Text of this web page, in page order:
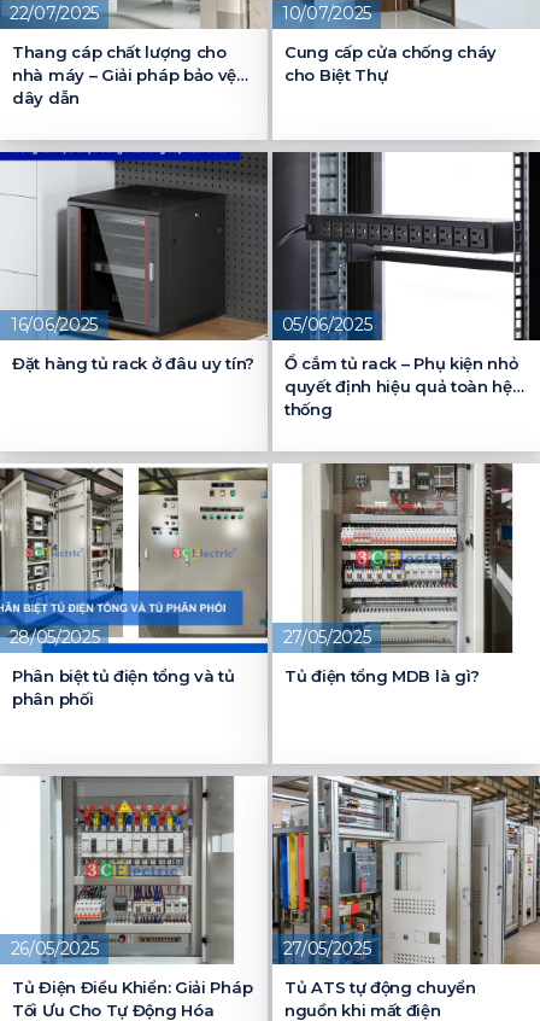
22/07/2025
Thang cáp chất lượng cho
nhà máy – Giải pháp bảo vệ
dây dẫn
10/07/2025
Cung cấp cửa chống cháy
cho Biệt Thự
16/06/2025
Đặt hàng tủ rack ở đâu uy tín?
05/06/2025
Ổ cắm tủ rack – Phụ kiện nhỏ
quyết định hiệu quả toàn hệ
thống
28/05/2025
Phân biệt tủ điện tổng và tủ
phân phối
27/05/2025
Tủ điện tổng MDB là gì?
26/05/2025
Tủ Điện Điều Khiển: Giải Pháp
Tối Ưu Cho Tự Động Hóa
27/05/2025
Tủ ATS tự động chuyển
nguồn khi mất điện